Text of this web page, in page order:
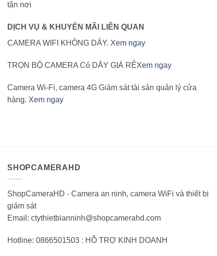
tận nơi
DỊCH VỤ & KHUYẾN MÃI LIÊN QUAN
CAMERA WIFI KHÔNG DÂY. Xem ngay
TRỌN BỘ CAMERA Có DÂY GIÁ RẺXem ngay
Camera Wi-Fi, camera 4G Giám sát tài sản quản lý cửa
hàng. Xem ngay
SHOPCAMERAHD
ShopCameraHD - Camera an ninh, camera WiFi và thiết bị
giám sát
Email: ctythietbianninh@shopcamerahd.com
Hotline: 0866501503 : HỖ TRỢ KINH DOANH